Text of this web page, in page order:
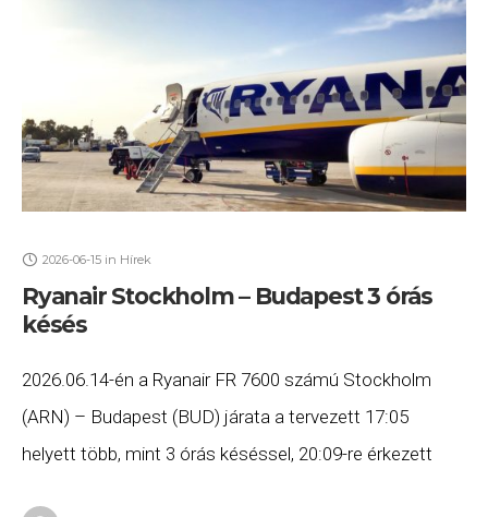
2026-06-15 in Hírek
Ryanair Stockholm – Budapest 3 órás
késés
2026.06.14-én a Ryanair FR 7600 számú Stockholm
(ARN) – Budapest (BUD) járata a tervezett 17:05
helyett több, mint 3 órás késéssel, 20:09-re érkezett